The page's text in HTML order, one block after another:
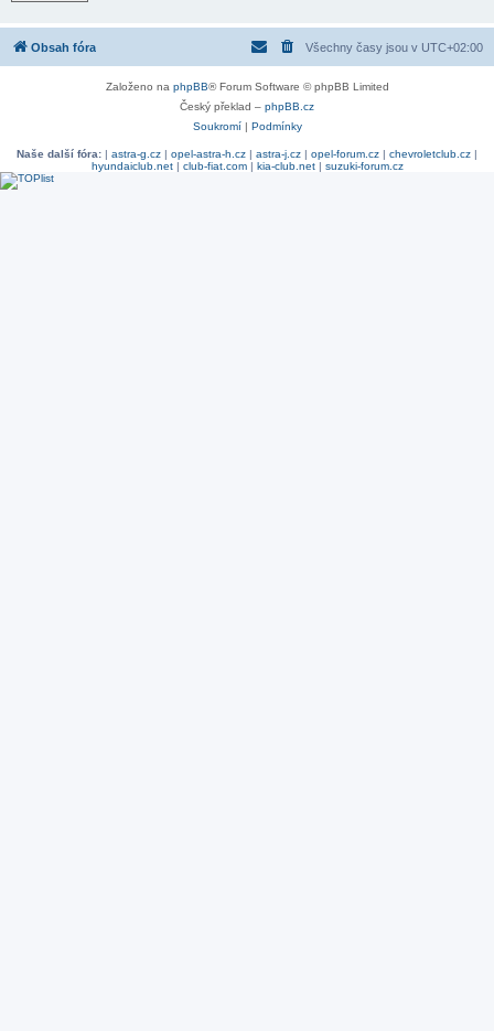
Obsah fóra Všechny časy jsou v UTC+02:00
Založeno na phpBB® Forum Software © phpBB Limited
Český překlad – phpBB.cz
Soukromí| Podmínky
Naše další fóra: | astra-g.cz | opel-astra-h.cz | astra-j.cz | opel-forum.cz | chevroletclub.cz |
hyundaiclub.net| club-fiat.com| kia-club.net| suzuki-forum.cz